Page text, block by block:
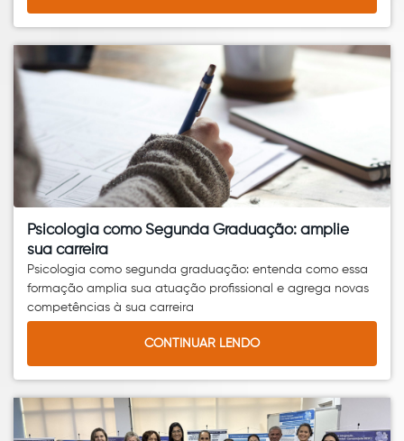
Psicologia como Segunda Graduação: amplie
sua carreira
Psicologia como segunda graduação: entenda como essa
formação amplia sua atuação profissional e agrega novas
competências à sua carreira
CONTINUAR LENDO